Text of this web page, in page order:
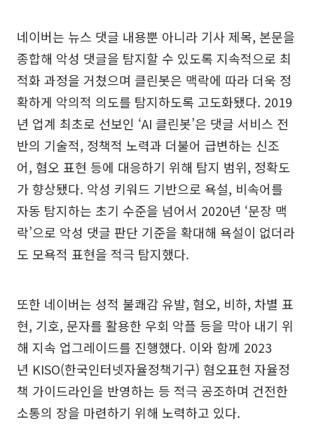
네이버는 뉴스 댓글 내용뿐 아니라 기사 제목, 본문을
종합해 악성 댓글을 탐지할 수 있도록 지속적으로 최
적화 과정을 거쳤으며 클린봇은 맥락에 따라 더욱 정
확하게 악의적 의도를 탐지하도록 고도화됐다. 2019
년 업계 최초로 선보인 ‘AI 클린봇’은 댓글 서비스 전
반의 기술적, 정책적 노력과 더불어 급변하는 신조
어, 혐오 표현 등에 대응하기 위해 탐지 범위, 정확도
가 향상됐다. 악성 키워드 기반으로 욕설, 비속어를
자동 탐지하는 초기 수준을 넘어서 2020년 ‘문장 맥
락’으로 악성 댓글 판단 기준을 확대해 욕설이 없더라
도 모욕적 표현을 적극 탐지했다.
또한 네이버는 성적 불쾌감 유발, 혐오, 비하, 차별 표
현, 기호, 문자를 활용한 우회 악플 등을 막아 내기 위
해 지속 업그레이드를 진행했다. 이와 함께 2023
년 KISO(한국인터넷자율정책기구) 혐오표현 자율정
책 가이드라인을 반영하는 등 적극 공조하며 건전한
소통의 장을 마련하기 위해 노력하고 있다.